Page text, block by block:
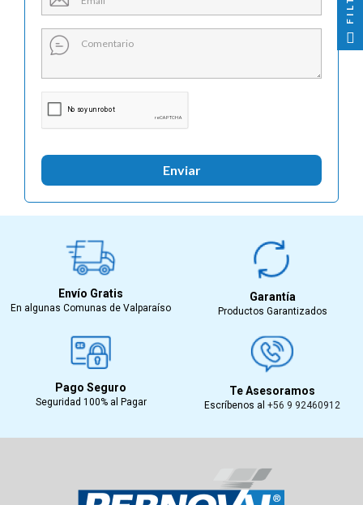
Enviar
Envío Gratis
En algunas Comunas de Valparaíso
Garantía
Productos Garantizados
Pago Seguro
Seguridad 100% al Pagar
Te Asesoramos
Escríbenos al +56 9 92460912